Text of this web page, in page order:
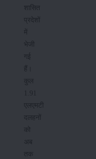
शासित
प्रदेशों
में
भेजी
गई
हैं।
कुल
1.91
एलएमटी
दलहनों
को
तक